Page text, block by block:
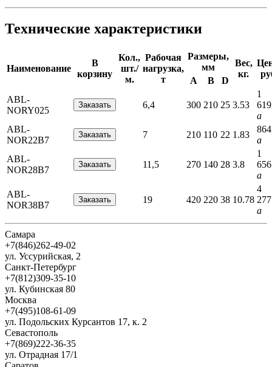
Технические характеристики
Наименование
В
корзину
Кол.,
шт./
м.
Рабочая
нагрузка,
т
Размеры,
мм
Вес,
кг.
A B
D
ABL-
NORY025
6,4 300 210 25 3.53
1
a
ABL-
NOR22B7
7 210 110 22 1.83
a
ABL-
NOR28B7
11,5 270 140 28 3.8
1
a
ABL-
NOR38B7
19 420 220 38 10.78
4
a
Самара
+7(846)262-49-02
ул. Уссурийская, 2
Санкт-Петербург
+7(812)309-35-10
ул. Кубинская 80
Москва
+7(495)108-61-09
ул. Подольских Курсантов 17, к. 2
Севастополь
+7(869)222-36-35
ул. Отрадная 17/1